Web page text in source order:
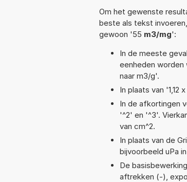
Om het gewenste
beste als tekst
gewoon '55 m3/mg':
In de meeste
eenheden
naar m3/g'.
In plaats van '1,12
In de afkortingen
'^2' en '^3'.
van cm^2.
In plaats van de
bijvoorbeeld uPa
De
aftrekken (-),